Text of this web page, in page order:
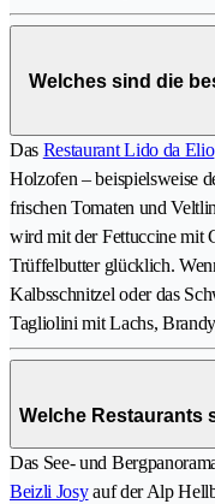
Welches sind die
Das Restaurant Lido da Elio
Holzofen – beispielsweise
frischen Tomaten und
wird mit der Fettuccine mit
Trüffelbutter glücklich.
Kalbsschnitzel oder das
Tagliolini mit Lachs,
Welche Restaurants
Das See- und
Beizli Josyauf der Alp